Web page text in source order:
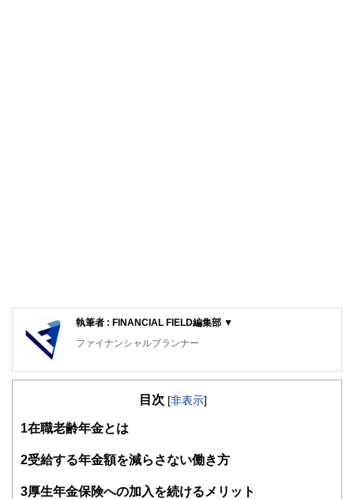
執筆者 : FINANCIAL FIELD編集部 ▼
ファイナンシャルプランナー
FinancialField編集部は、金融、経済に関する記事を、日々
知識がない方でも理解できるようわかりやすく発信していま
得者を中心に「お金や暮らし」に関する書籍・雑誌の編集経
験者で構成され、企画立案から記事掲載まですべての工程に
目次 [非表示]
1 在職老齢年金とは
2受給する年金額を減らさない働き方
3厚生年金保険への加入を続けるメリット